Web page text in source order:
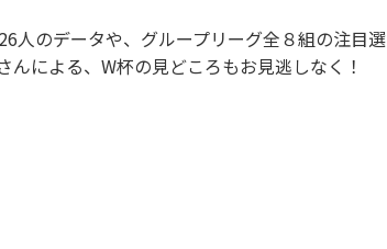
人のデータや、グループリーグ全８組の注目選
による、W杯の見どころもお見逃しなく！